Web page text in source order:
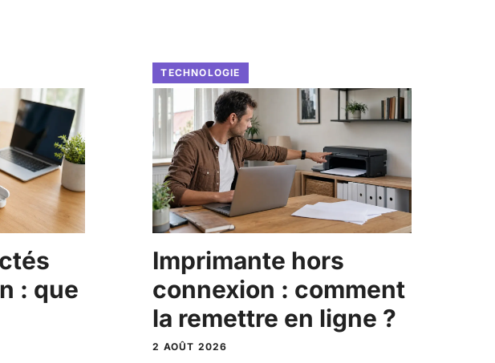
: que
TECHNOLOGIE
Imprimante hors
connexion : comment
la remettre en ligne ?
2 AOÛT 2026